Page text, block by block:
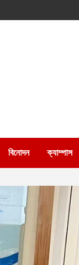
বিনোদন ক্যাম্পাস